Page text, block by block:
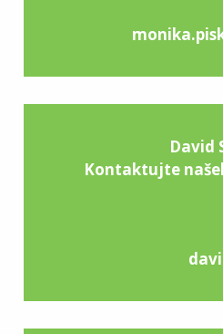
David
Kontaktujte